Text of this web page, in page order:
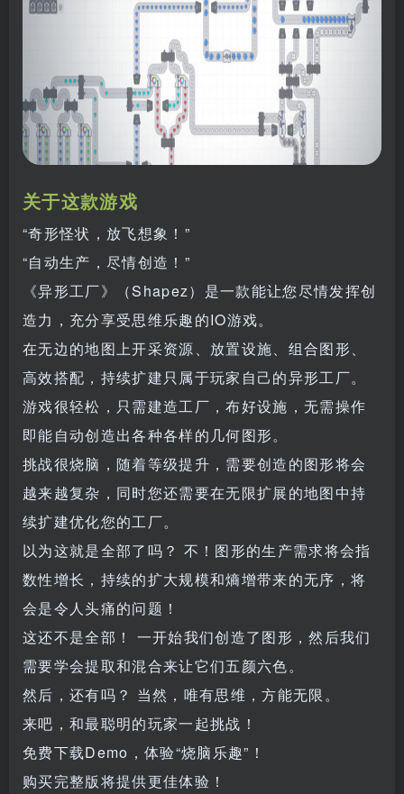
关于这款游戏
“奇形怪状，放飞想象！”
“自动生产，尽情创造！”
《异形工厂》（Shapez）是一款能让您尽情发挥创
造力，充分享受思维乐趣的IO游戏。
在无边的地图上开采资源、放置设施、组合图形、
高效搭配，持续扩建只属于玩家自己的异形工厂。
游戏很轻松，只需建造工厂，布好设施，无需操作
即能自动创造出各种各样的几何图形。
挑战很烧脑，随着等级提升，需要创造的图形将会
越来越复杂，同时您还需要在无限扩展的地图中持
续扩建优化您的工厂。
以为这就是全部了吗？ 不！图形的生产需求将会指
数性增长，持续的扩大规模和熵增带来的无序，将
会是令人头痛的问题！
这还不是全部！ 一开始我们创造了图形，然后我们
需要学会提取和混合来让它们五颜六色。
然后，还有吗？ 当然，唯有思维，方能无限。
来吧，和最聪明的玩家一起挑战！
免费下载Demo，体验“烧脑乐趣”！
购买完整版将提供更佳体验！